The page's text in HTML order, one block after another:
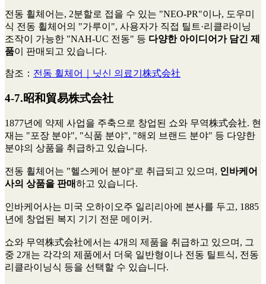
전동 휠체어는, 2분할로 접을 수 있는 "NEO-PR"이나, 도우미
식 전동 휠체어의 "가루이", 사용자가 직접 틸트·리클라이닝
조작이 가능한 "NAH-UC 전동" 등 다양한 아이디어가 담긴 제
품이 판매되고 있습니다.
참조： 전동 휠체어｜닛신 의료기株式会社
4-7.昭和貿易株式会社
1877년에 약제 사업을 주축으로 창업된 쇼와 무역株式会社. 현
재는 "포장 분야", "식품 분야", "해외 브랜드 분야" 등 다양한
분야의 상품을 취급하고 있습니다.
전동 휠체어는 "헬스케어 분야"로 취급되고 있으며, 인바케어
사의 상품을 판매하고 있습니다.
인바케어사는 미국 오하이오주 일리리아에 본사를 두고, 1885
년에 창업된 복지 기기 전문 메이커.
쇼와 무역株式会社에서는 4개의 제품을 취급하고 있으며, 그
중 2개는 각각의 제품에서 더욱 일반형이나 전동 틸트식, 전동
리클라이닝식 등을 선택할 수 있습니다.